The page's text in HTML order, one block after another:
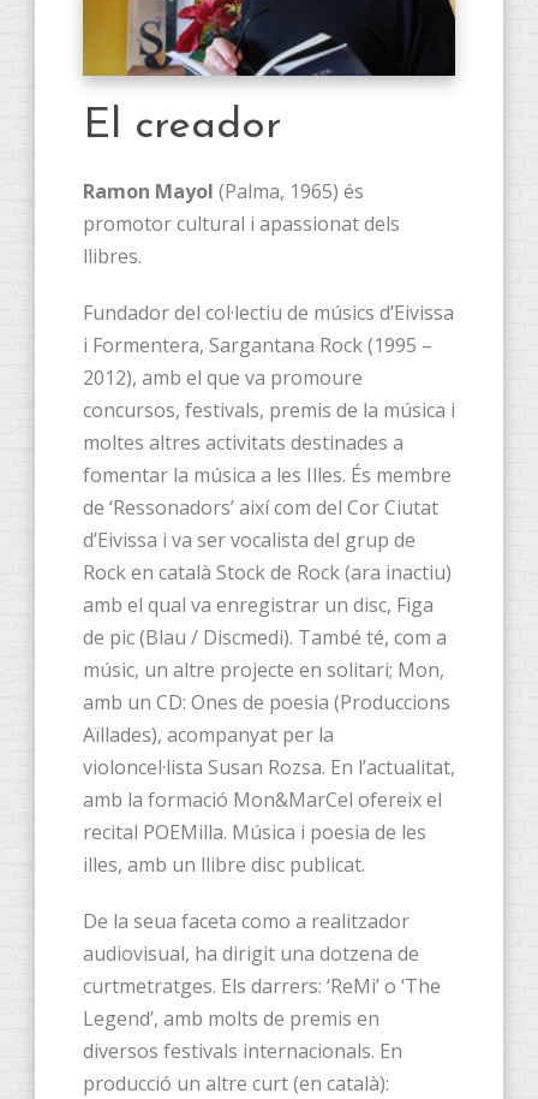
El creador
Ramon Mayol (Palma, 1965) és
promotor cultural i apassionat dels
llibres.
Fundador del col·lectiu de músics d’Eivissa
i Formentera, Sargantana Rock (1995 –
2012), amb el que va promoure
concursos, festivals, premis de la música i
moltes altres activitats destinades a
fomentar la música a les Illes. És membre
de ‘Ressonadors’ així com del Cor Ciutat
d’Eivissa i va ser vocalista del grup de
Rock en català Stock de Rock (ara inactiu)
amb el qual va enregistrar un disc, Figa
de pic (Blau / Discmedi). També té, com a
músic, un altre projecte en solitari; Mon,
amb un CD: Ones de poesia (Produccions
Aïllades), acompanyat per la
violoncel·lista Susan Rozsa. En l’actualitat,
amb la formació Mon&MarCel ofereix el
recital POEMilla. Música i poesia de les
illes, amb un llibre disc publicat.
De la seua faceta como a realitzador
audiovisual, ha dirigit una dotzena de
curtmetratges. Els darrers: ‘ReMi’ o ‘The
Legend’, amb molts de premis en
diversos festivals internacionals. En
producció un altre curt (en català):